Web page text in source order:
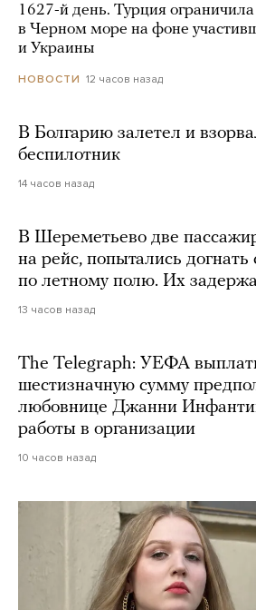
1627-й день. Турция
в Черном море на фоне
и Украины
НОВОСТИ 12 часов назад
В Болгарию залетел и
беспилотник
14 часов назад
В Шереметьево две
на рейс, попытались догнать
по летному полю. Их
13 часов назад
The Telegraph: УЕФА
шестизначную сумму
любовнице Джанни
работы в организации
10 часов назад